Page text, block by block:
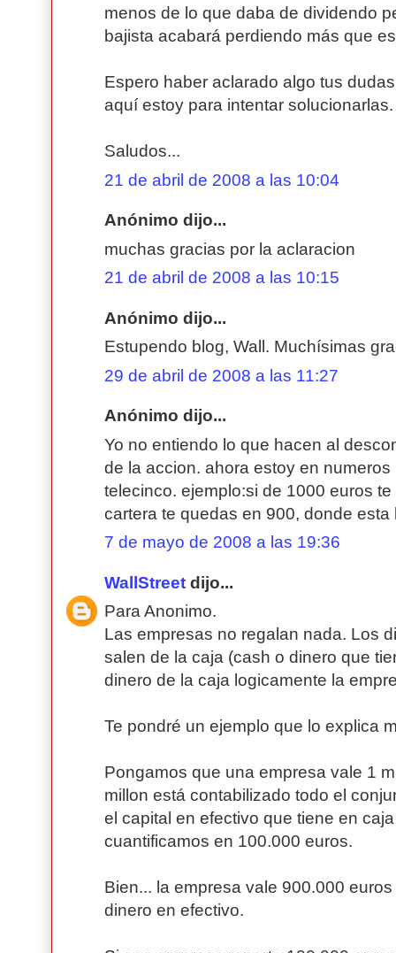
menos de lo que daba de dividendo
bajista acabará perdiendo más que
Espero haber aclarado algo tus
aquí estoy para intentar solucionarlas.
Saludos...
21 de abril de 2008 a las 10:04
Anónimo dijo...
muchas gracias por la aclaracion
21 de abril de 2008 a las 10:15
Anónimo dijo...
Estupendo blog, Wall. Muchísimas
29 de abril de 2008 a las 11:27
Anónimo dijo...
Yo no entiendo lo que hacen al
de la accion. ahora estoy en
telecinco. ejemplo:si de 1000 euros
cartera te quedas en 900, donde
7 de mayo de 2008 a las 19:36
WallStreet dijo...
Para Anonimo.
Las empresas no regalan nada. Los
salen de la caja (cash o dinero que
dinero de la caja logicamente la
Te pondré un ejemplo que lo explica
Pongamos que una empresa vale 1
millon está contabilizado todo el
el capital en efectivo que tiene en
cuantificamos en 100.000 euros.
Bien... la empresa vale 900.000
dinero en efectivo.